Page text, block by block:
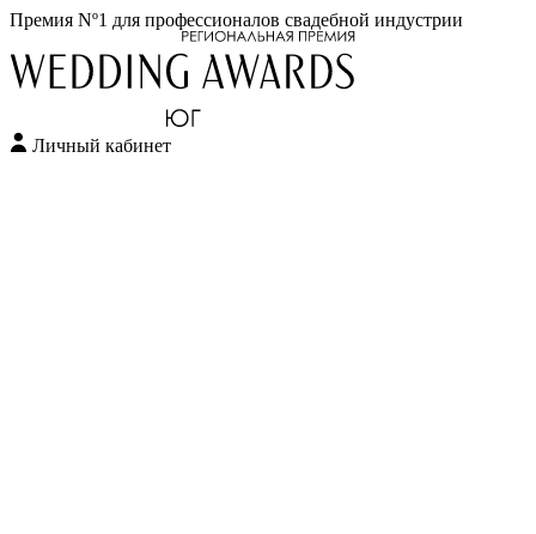
Премия Nº1 для профессионалов свадебной индустрии
Личный кабинет